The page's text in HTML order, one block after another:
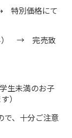
特別価格にて
） → 完売致
生未満のお子
）
、十分ご注意